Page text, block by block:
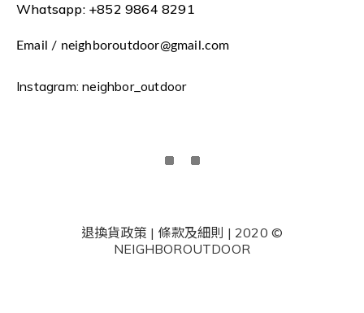
Whatsapp: +852 9864 8291
Email / neighboroutdoor@gmail.com
Instagram: neighbor_outdoor
退換貨政策 | 條款及細則 | 2020 ©
NEIGHBOROUTDOOR